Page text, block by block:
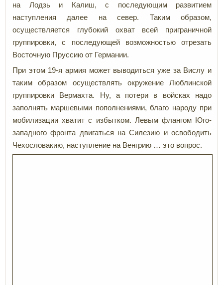
на Лодзь и Калиш, с последующим развитием
наступления далее на север. Таким образом,
осуществляется глубокий охват всей приграничной
группировки, с последующей возможностью отрезать
Восточную Пруссию от Германии.
При этом 19-я армия может выводиться уже за Вислу и
таким образом осуществлять окружение Люблинской
группировки Вермахта. Ну, а потери в войсках надо
заполнять маршевыми пополнениями, благо народу при
мобилизации хватит с избытком. Левым флангом Юго-
западного фронта двигаться на Силезию и освободить
Чехословакию, наступление на Венгрию … это вопрос.